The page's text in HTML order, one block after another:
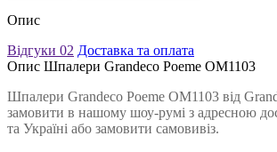
Опис
Відгуки 02 Доставка та оплата
Опис Шпалери Grandeco Poeme OM1103
Шпалери Grandeco Poeme OM1103 від
замовити в нашому шоу-румі з адресною
та Україні або замовити самовивіз.